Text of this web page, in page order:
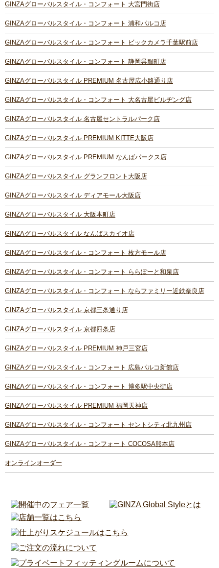
GINZAグローバルスタイル・コンフォート 大宮門街店
GINZAグローバルスタイル・コンフォート 浦和パルコ店
GINZAグローバルスタイル・コンフォート ビックカメラ千葉駅前店
GINZAグローバルスタイル・コンフォート 静岡呉服町店
GINZAグローバルスタイル PREMIUM 名古屋広小路通り店
GINZAグローバルスタイル・コンフォート 大名古屋ビルヂング店
GINZAグローバルスタイル 名古屋セントラルパーク店
GINZAグローバルスタイル PREMIUM KITTE大阪店
GINZAグローバルスタイル PREMIUM なんばパークス店
GINZAグローバルスタイル グランフロント大阪店
GINZAグローバルスタイル ディアモール大阪店
GINZAグローバルスタイル 大阪本町店
GINZAグローバルスタイル なんばスカイオ店
GINZAグローバルスタイル・コンフォート 枚方モール店
GINZAグローバルスタイル・コンフォート ららぽーと和泉店
GINZAグローバルスタイル・コンフォート ならファミリー近鉄奈良店
GINZAグローバルスタイル 京都三条通り店
GINZAグローバルスタイル 京都四条店
GINZAグローバルスタイル PREMIUM 神戸三宮店
GINZAグローバルスタイル・コンフォート 広島パルコ新館店
GINZAグローバルスタイル・コンフォート 博多駅中央街店
GINZAグローバルスタイル PREMIUM 福岡天神店
GINZAグローバルスタイル・コンフォート セントシティ北九州店
GINZAグローバルスタイル・コンフォート COCOSA熊本店
オンラインオーダー